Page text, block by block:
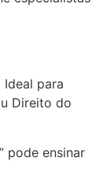
para
Direito do
pode ensinar